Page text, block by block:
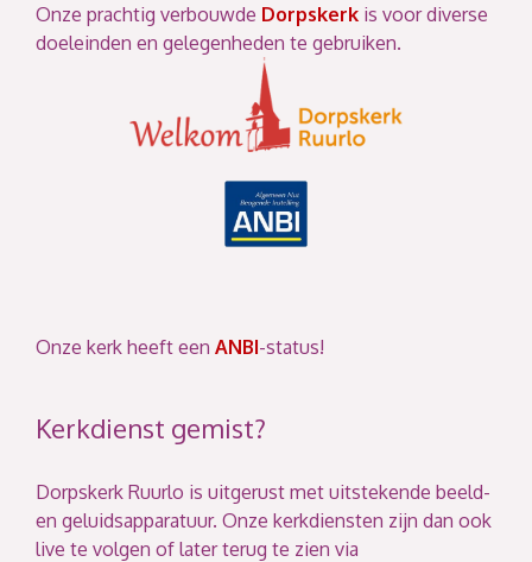
Onze prachtig verbouwde Dorpskerk is voor diverse
doeleinden en gelegenheden te gebruiken.
Onze kerk heeft een ANBI-status!
Kerkdienst gemist?
Dorpskerk Ruurlo is uitgerust met uitstekende beeld-
en geluidsapparatuur. Onze kerkdiensten zijn dan ook
live te volgen of later terug te zien via